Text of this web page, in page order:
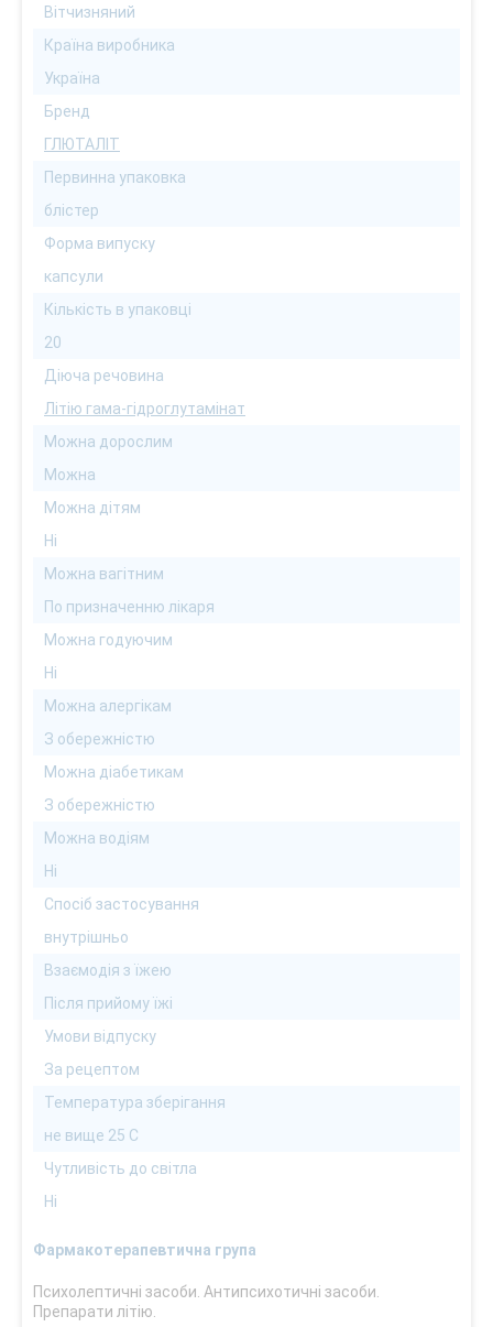
Вітчизняний
Країна виробника
Україна
Бренд
ГЛЮТАЛІТ
Первинна упаковка
блістер
Форма випуску
капсули
Кількість в упаковці
20
Діюча речовина
Літію гама-гідроглутамінат
Можна дорослим
Можна
Можна дітям
Ні
Можна вагітним
По призначенню лікаря
Можна годуючим
Ні
Можна алергікам
З обережністю
Можна діабетикам
З обережністю
Можна водіям
Ні
Спосіб застосування
внутрішньо
Взаємодія з їжею
Після прийому їжі
Умови відпуску
За рецептом
Температура зберігання
не вище 25 С
Чутливість до світла
Ні
Фармакотерапевтична група
Психолептичні засоби. Антипсихотичні засоби.
Препарати літію.